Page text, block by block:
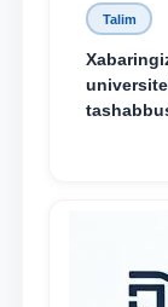
Talim